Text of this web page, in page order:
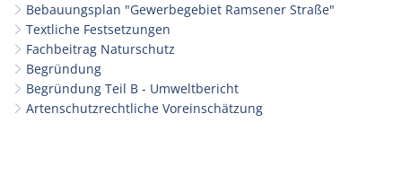
Bebauungsplan "Gewerbegebiet Ramsener Straße"
Textliche Festsetzungen
Fachbeitrag Naturschutz
Begründung
Begründung Teil B - Umweltbericht
Artenschutzrechtliche Voreinschätzung